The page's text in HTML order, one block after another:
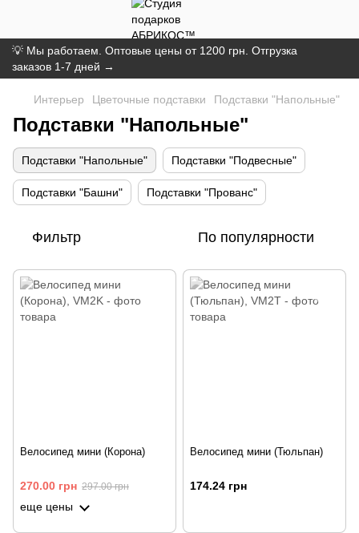
💡 Мы работаем. Оптовые цены от 1200 грн. Отгрузка
заказов 1-7 дней →
Интерьер Цветочные подставки Подставки "Напольные"
Подставки "Напольные"
Подставки "Напольные" Подставки "Подвесные"
Подставки "Башни" Подставки "Прованс"
Фильтр По популярности
Велосипед мини (Корона)
270.00 грн 297.00 грн
еще цены
Велосипед мини (Тюльпан)
174.24 грн